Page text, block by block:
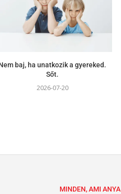
baj, ha unatkozik a gyereked.
Sőt.
2026-07-20
MINDEN, AMI ANYA